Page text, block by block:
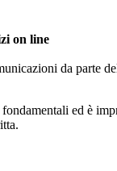
on line
da parte
ed è